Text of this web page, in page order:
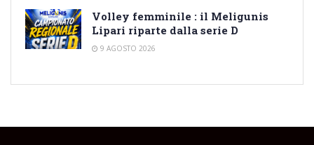
Volley femminile : il Meligunis
Lipari riparte dalla serie D
9 AGOSTO 2026